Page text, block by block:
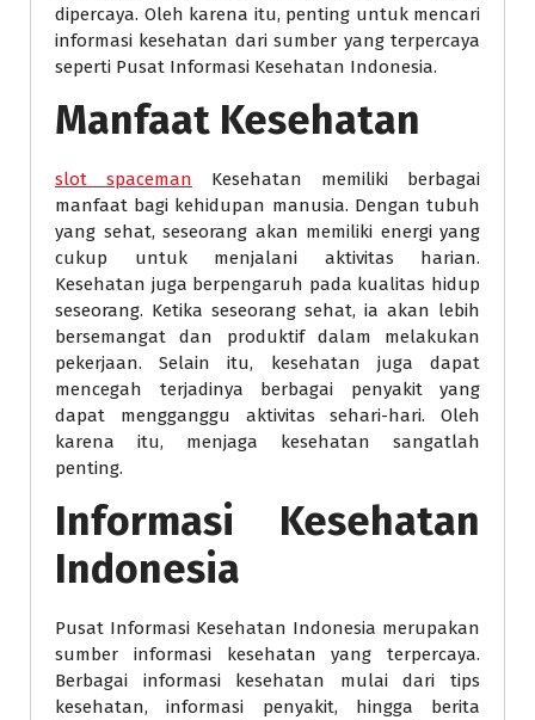
dipercaya. Oleh karena itu, penting untuk mencari
informasi kesehatan dari sumber yang terpercaya
seperti Pusat Informasi Kesehatan Indonesia.
Manfaat Kesehatan
slot spaceman Kesehatan memiliki berbagai
manfaat bagi kehidupan manusia. Dengan tubuh
yang sehat, seseorang akan memiliki energi yang
cukup untuk menjalani aktivitas harian.
Kesehatan juga berpengaruh pada kualitas hidup
seseorang. Ketika seseorang sehat, ia akan lebih
bersemangat dan produktif dalam melakukan
pekerjaan. Selain itu, kesehatan juga dapat
mencegah terjadinya berbagai penyakit yang
dapat mengganggu aktivitas sehari-hari. Oleh
karena itu, menjaga kesehatan sangatlah
penting.
Informasi Kesehatan
Indonesia
Pusat Informasi Kesehatan Indonesia merupakan
sumber informasi kesehatan yang terpercaya.
Berbagai informasi kesehatan mulai dari tips
kesehatan, informasi penyakit, hingga berita